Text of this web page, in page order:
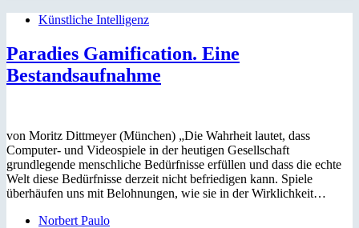
Künstliche Intelligenz
Paradies Gamification. Eine
Bestandsaufnahme
von Moritz Dittmeyer (München) „Die Wahrheit lautet, dass
Computer- und Videospiele in der heutigen Gesellschaft
grundlegende menschliche Bedürfnisse erfüllen und dass die echte
Welt diese Bedürfnisse derzeit nicht befriedigen kann. Spiele
überhäufen uns mit Belohnungen, wie sie in der Wirklichkeit…
Norbert Paulo